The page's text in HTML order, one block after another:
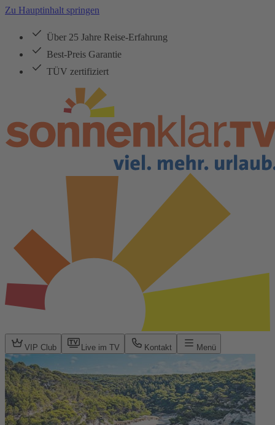
Zu Hauptinhalt springen
Über 25 Jahre Reise-Erfahrung
Best-Preis Garantie
TÜV zertifiziert
VIP Club Live im TV Kontakt Menü